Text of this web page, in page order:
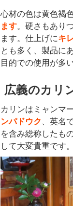
心材の色は黄色褐
ます。硬さもあり
ます。仕上げにキ
とも多く、製品に
目的での使用が多
広義のカリ
カリンはミャンマ
ンパドウク、英名
を含み総称したも
して大変貴重です。